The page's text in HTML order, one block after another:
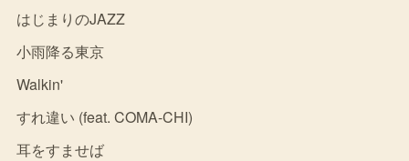
はじまりのJAZZ
小雨降る東京
Walkin'
すれ違い (feat. COMA-CHI)
耳をすませば